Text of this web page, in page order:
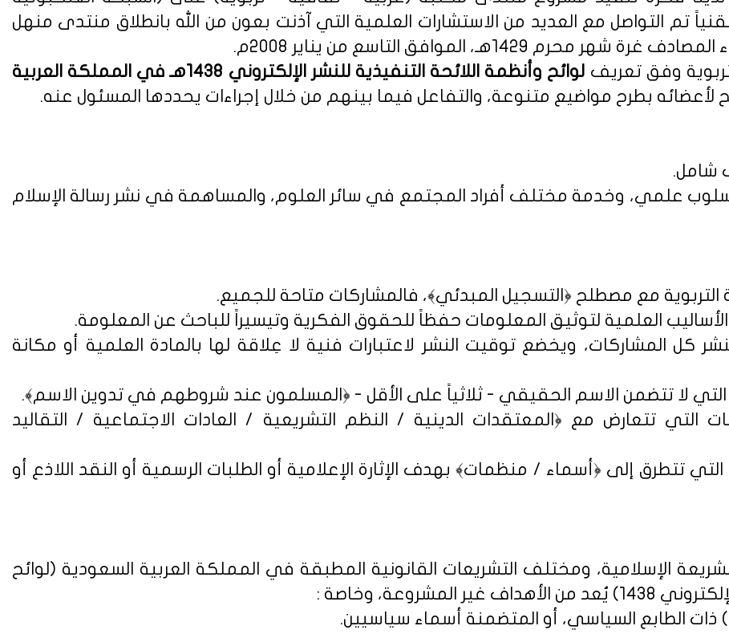
تم التواصل مع العديد من الاستشارات العلمية التي آذنت بعون من الله بانطلاق منتدى منهل
1429هـ، الموافق التاسع من يناير 2008م.
وفق تعريف
لوائح وأنظمة اللائحة التنفيذية للنشر الإلكتروني 1438هـ في المملكة العربية
بطرح مواضيع متنوعة، والتفاعل فيما بينهم من خلال إجراءات يحددها المسئول عنه.
شامل.
بأسلوب علمي، وخدمة مختلف أفراد المجتمع في سائر العلوم، والمساهمة في نشر رسالة الإسلام
كل المشاركات، ويخضع توقيت النشر لاعتبارات فنية لا عِلاقة لها بالمادة العلمية أو مكانة
التي تتعارض مع ﴿المعتقدات الدينية / النظم التشريعية / العادات الاجتماعية / التقاليد
تتطرق إلى ﴿أسماء / منظمات﴾ بهدف الإثارة الإعلامية أو الطلبات الرسمية أو النقد اللاذع أو
الإسلامية، ومختلف التشريعات القانونية المطبقة في المملكة العربية السعودية (لوائح
1438
) يُعد من الأهداف غير المشروعة، وخاصة :